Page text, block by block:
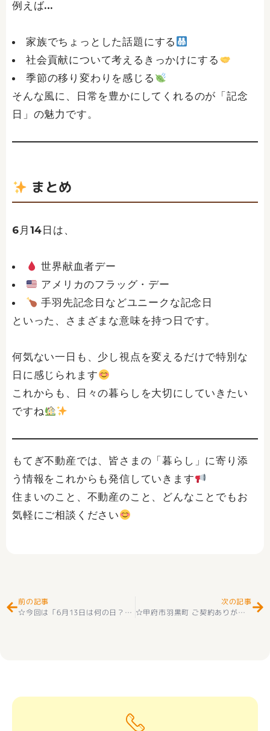
例えば…
家族でちょっとした話題にする
社会貢献について考えるきっかけにする
季節の移り変わりを感じる
そんな風に、日常を豊かにしてくれるのが「記念
日」の魅力です。
まとめ
6月14日は、
世界献血者デー
アメリカのフラッグ・デー
手羽先記念日などユニークな記念日
といった、さまざまな意味を持つ日です。
何気ない一日も、少し視点を変えるだけで特別な
日に感じられます
これからも、日々の暮らしを大切にしていきたい
ですね
もてぎ不動産では、皆さまの「暮らし」に寄り添
う情報をこれからも発信していきます
住まいのこと、不動産のこと、どんなことでもお
気軽にご相談ください
前の記事
☆今回は「6月13日は何の日？」をテーマに、暮らしや生活に役立つ豆知識を交えながらご紹介します
次の記事
☆甲府市羽黒町 ご契約ありがとうございました